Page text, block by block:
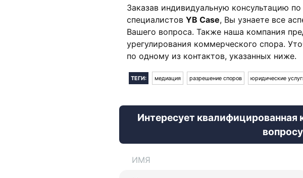
Заказав индивидуальную консультацию
специалистов YB Case, Вы узнаете все
Вашего вопроса. Также наша компания
урегулирования коммерческого спора.
по одному из контактов, указанных ниже.
ТЕГИ: медиация разрешение споров юридические
Интересует квалифицированная
ИМЯ